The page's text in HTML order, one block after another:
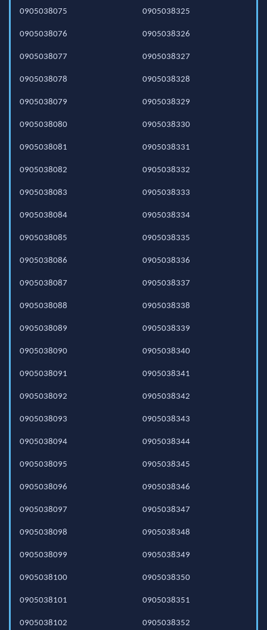
0905038075
0905038076
0905038077
0905038078
0905038079
0905038080
0905038081
0905038082
0905038083
0905038084
0905038085
0905038086
0905038087
0905038088
0905038089
0905038090
0905038091
0905038092
0905038093
0905038094
0905038095
0905038096
0905038097
0905038098
0905038099
0905038100
0905038101
0905038102
0905038325
0905038326
0905038327
0905038328
0905038329
0905038330
0905038331
0905038332
0905038333
0905038334
0905038335
0905038336
0905038337
0905038338
0905038339
0905038340
0905038341
0905038342
0905038343
0905038344
0905038345
0905038346
0905038347
0905038348
0905038349
0905038350
0905038351
0905038352